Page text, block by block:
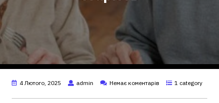
4 Лютого, 2025 admin Немає коментарів 1 category